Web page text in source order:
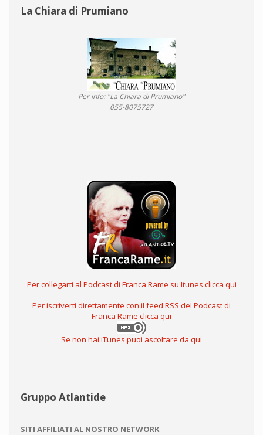
La Chiara di Prumiano
Per info: "La Chiara di Prumiano"
055-8075727
Per collegarti al Podcast di Franca Rame su Itunes clicca qui
Per iscriverti direttamente con il feed RSS del Podcast di
Franca Rame clicca qui
Se non hai iTunes puoi ascoltare da qui
Gruppo Atlantide
SITI AFFILIATI AL NOSTRO NETWORK